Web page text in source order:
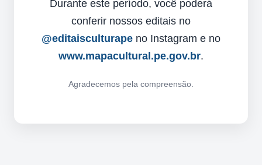
Durante este período, você poderá
conferir nossos editais no
@editaisculturape no Instagram e no
www.mapacultural.pe.gov.br.
Agradecemos pela compreensão.